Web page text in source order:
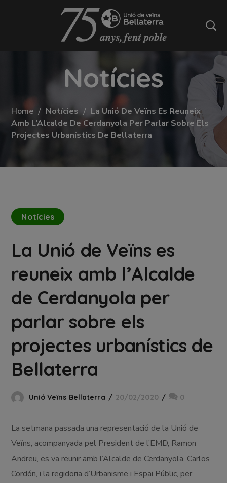
Notícies
Home Notícies
La Unió De Veïns Es Reuneix
Amb L’Alcalde De Cerdanyola Per Parlar Sobre Els
Projectes Urbanístics De Bellaterra
Notícies
La Unió de Veïns es
reuneix amb l’Alcalde
de Cerdanyola per
parlar sobre els
projectes urbanístics de
Bellaterra
Unió Veïns Bellaterra 20/02/2020 0
La setmana passada una representació de la Unió de
Veïns, acompanyada pel President de l’EMD, Ramon
Andreu, es va reunir amb l’Alcalde de Cerdanyola, Carlos
Cordón, i la regidoria d’Urbanisme i Espai Públic, per